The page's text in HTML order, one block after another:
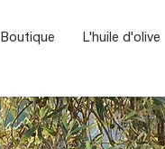
Boutique L'huile d'olive